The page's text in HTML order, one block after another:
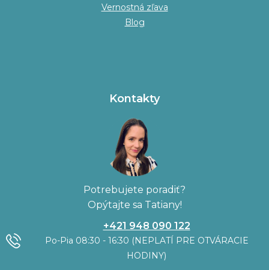
Vernostná zľava
Blog
Kontakty
Potrebujete poradiť?
Opýtajte sa Tatiany!
+421 948 090 122
Po-Pia 08:30 - 16:30 (NEPLATÍ PRE OTVÁRACIE
HODINY)